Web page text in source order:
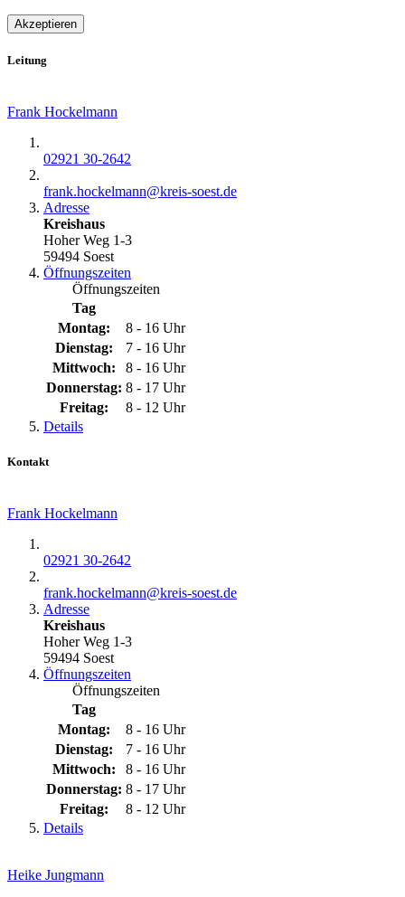
Akzeptieren
Leitung
Frank Hockelmann
02921 30-2642
frank.hockelmann@​kreis-soest.de
Adresse
Kreishaus
Hoher Weg 1-3
59494 Soest
Öffnungszeiten
Öffnungszeiten
Tag
Montag:
8 - 16 Uhr
Dienstag:
7 - 16 Uhr
Mittwoch:
8 - 16 Uhr
Donnerstag: 8 - 17 Uhr
Freitag:
8 - 12 Uhr
Details
Kontakt
Frank Hockelmann
02921 30-2642
frank.hockelmann@​kreis-soest.de
Adresse
Kreishaus
Hoher Weg 1-3
59494 Soest
Öffnungszeiten
Öffnungszeiten
Tag
Montag:
8 - 16 Uhr
Dienstag:
7 - 16 Uhr
Mittwoch:
8 - 16 Uhr
Donnerstag: 8 - 17 Uhr
Freitag:
8 - 12 Uhr
Details
Heike Jungmann